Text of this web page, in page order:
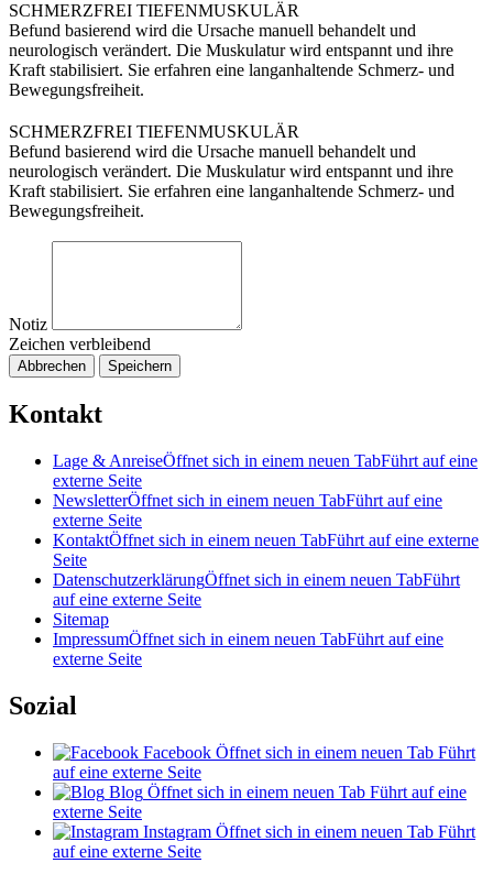
SCHMERZFREI TIEFENMUSKULÄR
Befund basierend wird die Ursache manuell behandelt und
neurologisch verändert. Die Muskulatur wird entspannt und ihre
Kraft stabilisiert. Sie erfahren eine langanhaltende Schmerz- und
Bewegungsfreiheit.
SCHMERZFREI TIEFENMUSKULÄR
Befund basierend wird die Ursache manuell behandelt und
neurologisch verändert. Die Muskulatur wird entspannt und ihre
Kraft stabilisiert. Sie erfahren eine langanhaltende Schmerz- und
Bewegungsfreiheit.
Notiz
Zeichen verbleibend
Abbrechen Speichern
Kontakt
Lage & AnreiseÖffnet sich in einem neuen TabFührt auf eine
externe Seite
NewsletterÖffnet sich in einem neuen TabFührt auf eine
externe Seite
KontaktÖffnet sich in einem neuen TabFührt auf eine externe
Seite
DatenschutzerklärungÖffnet sich in einem neuen TabFührt
auf eine externe Seite
Sitemap
ImpressumÖffnet sich in einem neuen TabFührt auf eine
externe Seite
Sozial
Facebook Öffnet sich in einem neuen Tab Führt
auf eine externe Seite
Blog Öffnet sich in einem neuen Tab Führt auf eine
externe Seite
Instagram Öffnet sich in einem neuen Tab Führt
auf eine externe Seite